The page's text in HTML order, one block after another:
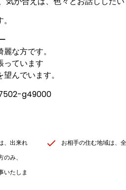
な方です。
っています
望んでいます。
g49000
、出来れ
み、
いたしま
お相手の住む地域は、